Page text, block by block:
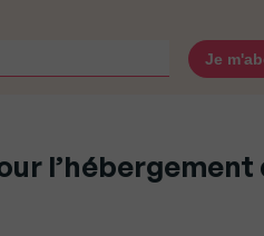
l’hébergement